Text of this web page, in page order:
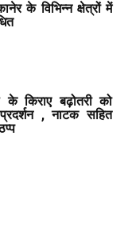
के विभिन्न क्षेत्रों में
किराए बढ़ोतरी को
, नाटक सहित